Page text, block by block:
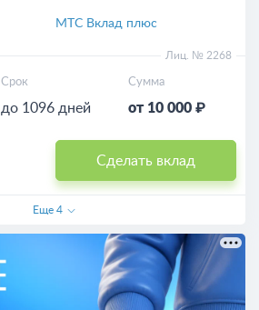
МТС Вклад плюс
Лиц. № 2268
Срок
до 1096 дней
Сумма
от 10 000 ₽
Сделать вклад
Еще 4